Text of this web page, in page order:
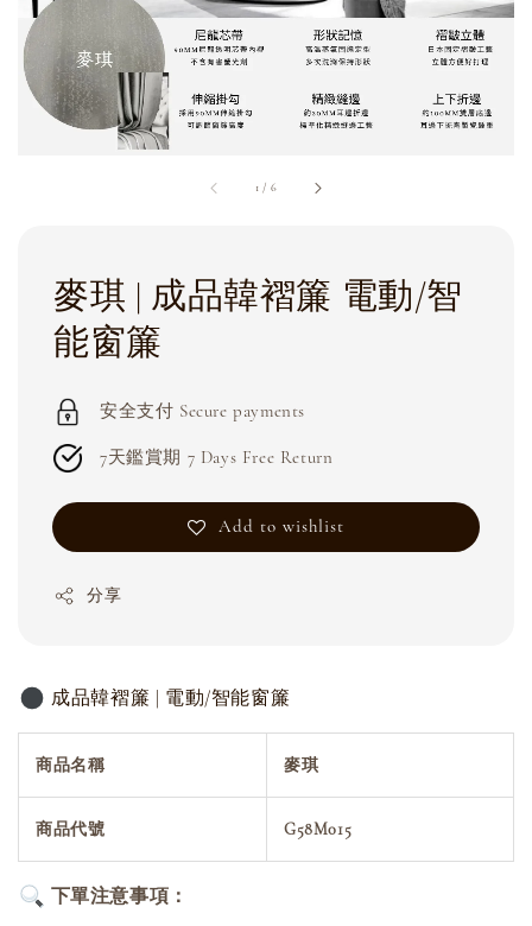
1 / 6
麥琪 | 成品韓褶簾 電動/智
能窗簾
安全支付 Secure payments
7天鑑賞期 7 Days Free Return
Add to wishlist
分享
成品韓褶簾 | 電動/智能窗簾
商品名稱 麥琪
商品代號 G58M015
下單注意事項：